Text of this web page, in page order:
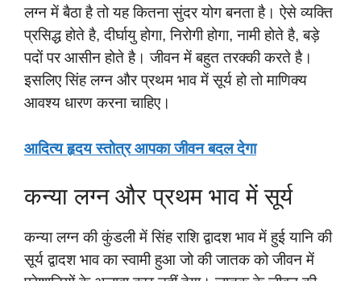
लग्न में बैठा है तो यह कितना सुंदर योग बनता है। ऐसे व्यक्ति
प्रसिद्ध होते है, दीर्घायु होगा, निरोगी होगा, नामी होते है, बड़े
पदों पर आसीन होते है। जीवन में बहुत तरक्की करते है।
इसलिए सिंह लग्न और प्रथम भाव में सूर्य हो तो माणिक्य
आवश्य धारण करना चाहिए।
आदित्य हृदय स्तोत्र आपका जीवन बदल देगा
कन्या लग्न और प्रथम भाव में सूर्य
कन्या लग्न की कुंडली में सिंह राशि द्वादश भाव में हुई यानि की
सूर्य द्वादश भाव का स्वामी हुआ जो की जातक को जीवन में